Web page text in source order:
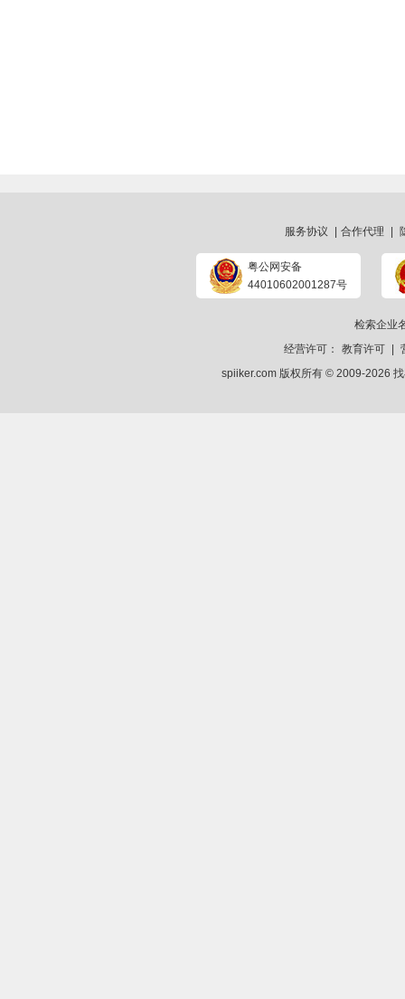
服务协议 合作代理
粤公网安备
44010602001287号
检索企业
经营许可：
教育许可
spiiker.com 版权所有 © 2009-2026